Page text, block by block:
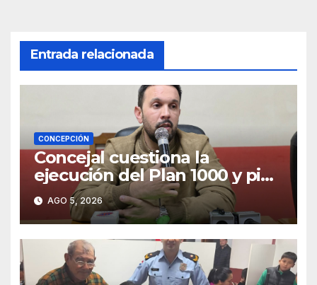
Entrada relacionada
CONCEPCIÓN
Concejal cuestiona la
ejecución del Plan 1000 y pide
mayor participación del
municipio
AGO 5, 2026